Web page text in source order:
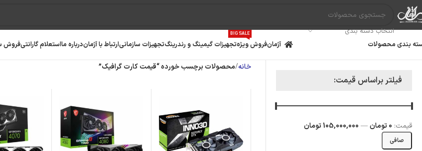
انتخاب دسته بندی
بندی محصولات آژمانفروش ویژه
BIG SALE
تجهیزات گیمینگ و رندرینگتجهیزات سازمانیارتباط با آژماندرباره مااستعلام گارانتیفروش
فیلتر براساس قیمت:
صافی
قيمت: 0 تومان — 105,000,000 تومان
خانه محصولات برچسب خورده “قیمت کارت گرافیک”